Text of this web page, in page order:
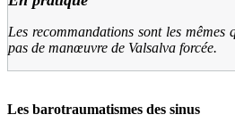
Les recommandations sont les mêmes
pas de manœuvre de Valsalva forcée.
Les barotraumatismes des sinus